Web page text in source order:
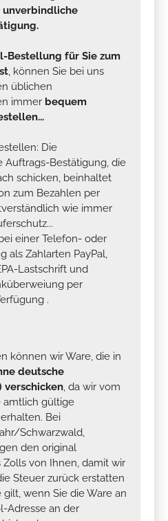
unverbindliche
Bestellung für Sie zum
, können Sie bei uns
üblichen
immer bequem
Die
Auftrags-Bestätigung, die
schicken, beinhaltet
zum Bezahlen per
wie immer
einer Telefon- oder
als Zahlarten PayPal,
Lastschrift und
per
.
können wir Ware, die in
deutsche
verschicken, da wir vom
amtlich gültige
Bei
Schwarzwald,
den original
von Ihnen, damit wir
Steuer zurück erstatten
wenn Sie die Ware an
Adresse an der